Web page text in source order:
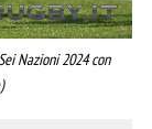
Nazioni 2024 con